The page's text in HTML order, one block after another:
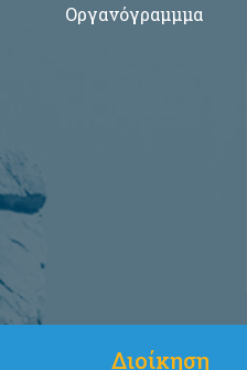
Οργανόγραμμμα
Διοίκηση